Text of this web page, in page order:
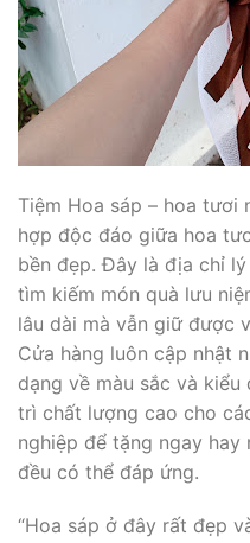
Tiệm Hoa sáp – hoa tươi
hợp độc đáo giữa hoa
bền đẹp. Đây là địa chỉ
tìm kiếm món quà lưu
lâu dài mà vẫn giữ được
Cửa hàng luôn cập nhật
dạng về màu sắc và
trì chất lượng cao cho
nghiệp để tặng ngay hay
đều có thể đáp ứng.
“Hoa sáp ở đây rất đẹp